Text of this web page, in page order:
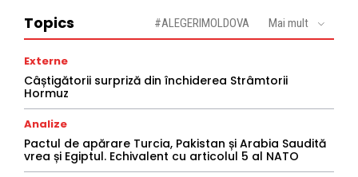
Topics #ALEGERIMOLDOVA Mai mult
Externe
Câștigătorii surpriză din închiderea Strâmtorii
Hormuz
Analize
Pactul de apărare Turcia, Pakistan și Arabia Saudită
vrea și Egiptul. Echivalent cu articolul 5 al NATO